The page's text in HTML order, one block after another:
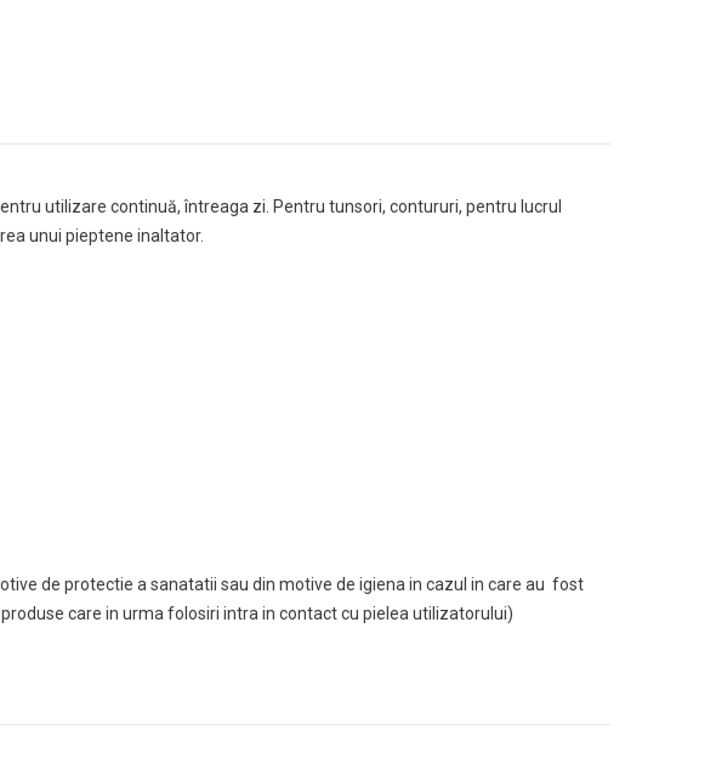
utilizare continuă, întreaga zi. Pentru tunsori, contururi, pentru lucrul
unui pieptene inaltator.
de protectie a sanatatii sau din motive de igiena in cazul in care au fost
care in urma folosiri intra in contact cu pielea utilizatorului)